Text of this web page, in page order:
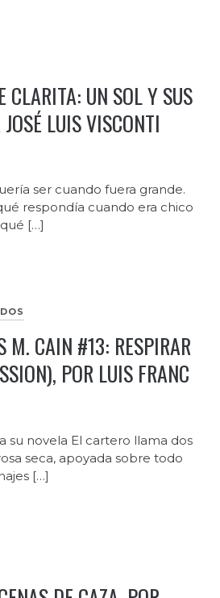
CLARITA: UN SOL Y SUS
LUIS VISCONTI
ser cuando fuera grande.
respondía cuando era chico
[…]
M. CAIN #13: RESPIRAR
POR LUIS FRANC
su novela El cartero llama dos
seca, apoyada sobre todo
[…]